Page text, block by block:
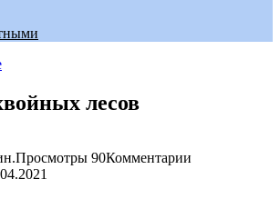
лесов
Просмотры 90Комментарии